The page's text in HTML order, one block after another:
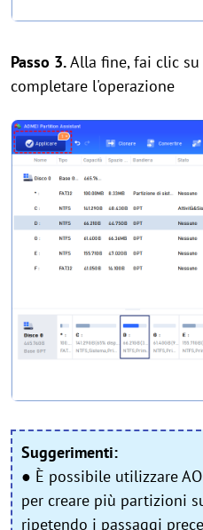
Passo 3.Alla fine, fai clic su
completare l'operazione
Suggerimenti:
● È possibile utilizzare
per creare più partizioni
ripetendo i passaggi